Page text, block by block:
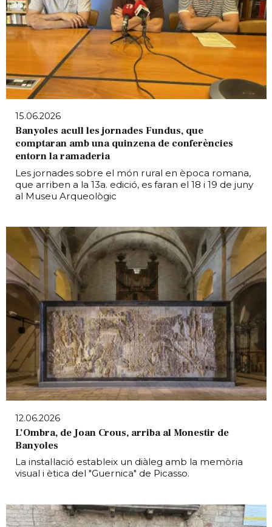
15.06.2026
Banyoles acull les jornades Fundus, que
comptaran amb una quinzena de conferències
entorn la ramaderia
Les jornades sobre el món rural en època romana,
que arriben a la 13a. edició, es faran el 18 i 19 de juny
al Museu Arqueològic
12.06.2026
L’Ombra, de Joan Crous, arriba al Monestir de
Banyoles
La instal·lació estableix un diàleg amb la memòria
visual i ètica del "Guernica" de Picasso.